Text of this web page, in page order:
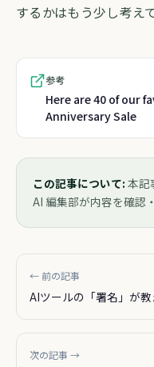
するかはもう少し考え
参考
Here are 40 of our
Anniversary Sale
この記事について: 本記
AI 編集部が内容を確認
← 前の記事
AIツールの「署名」が
次の記事 →